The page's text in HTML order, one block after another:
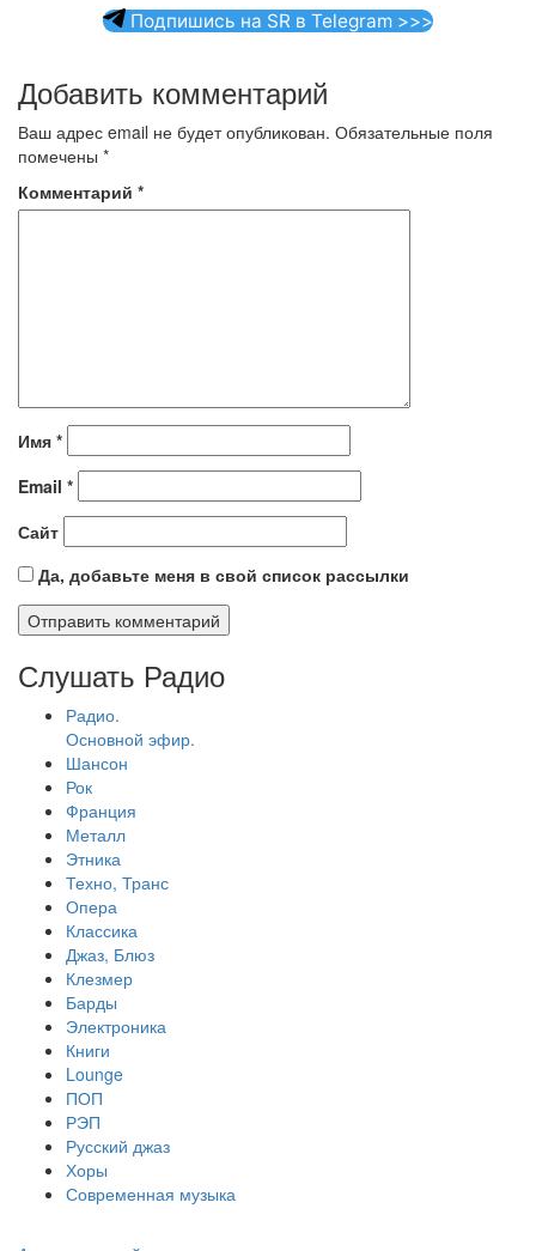
Подпишись на SR в Telegram >>>
Добавить комментарий
Ваш адрес email не будет опубликован. Обязательные поля
помечены *
Комментарий *
Имя *
Email *
Сайт
Да, добавьте меня в свой список рассылки
Слушать Радио
Радио.
Основной эфир.
Шансон
Рок
Франция
Металл
Этника
Техно, Транс
Опера
Классика
Джаз, Блюз
Клезмер
Барды
Электроника
Книги
Lounge
ПОП
РЭП
Русский джаз
Хоры
Современная музыка